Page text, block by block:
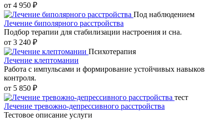
от 4 950 ₽
Под наблюдением
Лечение биполярного расстройства
Подбор терапии для стабилизации настроения и сна.
от 3 240 ₽
Психотерапия
Лечение клептомании
Работа с импульсами и формирование устойчивых навыков
контроля.
от 5 850 ₽
тест
Лечение тревожно-депрессивного расстройства
Тестовое описание услуги